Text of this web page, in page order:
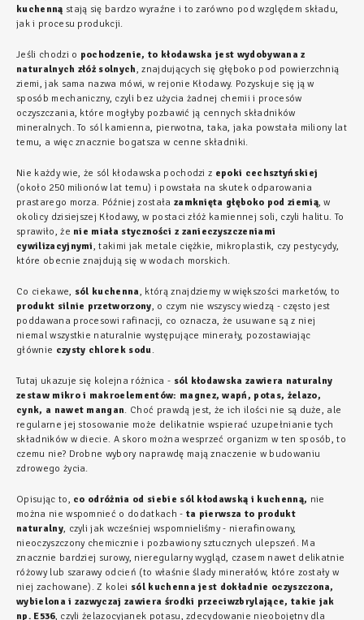
kuchenną stają się bardzo wyraźne i to zarówno pod względem składu,
jak i procesu produkcji.
Jeśli chodzi o pochodzenie, to kłodawska jest wydobywana z
naturalnych złóż solnych, znajdujących się głęboko pod powierzchnią
ziemi, jak sama nazwa mówi, w rejonie Kłodawy. Pozyskuje się ją w
sposób mechaniczny, czyli bez użycia żadnej chemii i procesów
oczyszczania, które mogłyby pozbawić ją cennych składników
mineralnych. To sól kamienna, pierwotna, taka, jaka powstała miliony lat
temu, a więc znacznie bogatsza w cenne składniki.
Nie każdy wie, że sól kłodawska pochodzi z epoki cechsztyńskiej
(około 250 milionów lat temu) i powstała na skutek odparowania
prastarego morza. Później została zamknięta głęboko pod ziemią, w
okolicy dzisiejszej Kłodawy, w postaci złóż kamiennej soli, czyli halitu. To
sprawiło, że nie miała styczności z zanieczyszczeniami
cywilizacyjnymi, takimi jak metale ciężkie, mikroplastik, czy pestycydy,
które obecnie znajdują się w wodach morskich.
Co ciekawe, sól kuchenna, którą znajdziemy w większości marketów, to
produkt silnie przetworzony, o czym nie wszyscy wiedzą - często jest
poddawana procesowi rafinacji, co oznacza, że usuwane są z niej
niemal wszystkie naturalnie występujące minerały, pozostawiając
głównie czysty chlorek sodu.
Tutaj ukazuje się kolejna różnica - sól kłodawska zawiera naturalny
zestaw mikro i makroelementów: magnez, wapń, potas, żelazo,
cynk, a nawet mangan. Choć prawdą jest, że ich ilości nie są duże, ale
regularne jej stosowanie może delikatnie wspierać uzupełnianie tych
składników w diecie. A skoro można wesprzeć organizm w ten sposób, to
czemu nie? Drobne wybory naprawdę mają znaczenie w budowaniu
zdrowego życia.
Opisując to, co odróżnia od siebie sól kłodawską i kuchenną, nie
można nie wspomnieć o dodatkach - ta pierwsza to produkt
naturalny, czyli jak wcześniej wspomnieliśmy - nierafinowany,
nieoczyszczony chemicznie i pozbawiony sztucznych ulepszeń. Ma
znacznie bardziej surowy, nieregularny wygląd, czasem nawet delikatnie
różowy lub szarawy odcień (to właśnie ślady minerałów, które zostały w
niej zachowane). Z kolei sól kuchenna jest dokładnie oczyszczona,
wybielona i zazwyczaj zawiera środki przeciwzbrylające, takie jak
np. E536, czyli żelazocyjanek potasu, zdecydowanie nieobojętny dla